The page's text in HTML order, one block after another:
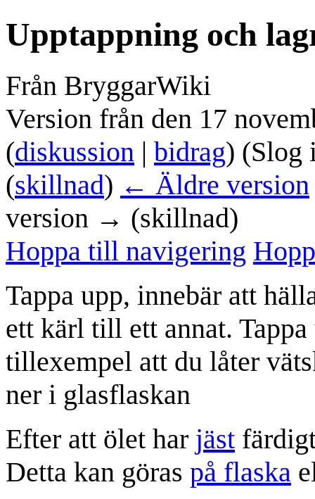
Upptappning och
Från BryggarWiki
Version från den 17
(diskussion | bidrag) (Slog
(skillnad) ← Äldre version
version → (skillnad)
Hoppa till navigering
Tappa upp, innebär att
ett kärl till ett annat.
tillexempel att du låter
ner i glasflaskan
Efter att ölet har jäst
Detta kan göras på flaska